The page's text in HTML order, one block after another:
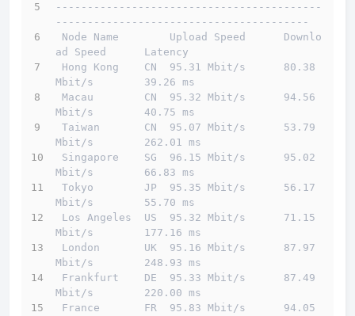
------------------------------------------
----------------------------------------